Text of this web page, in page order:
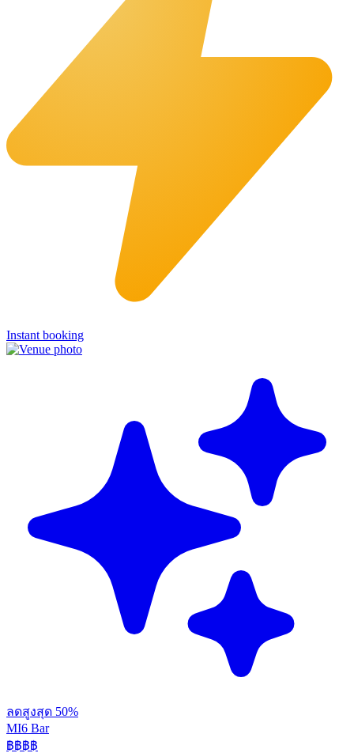
Instant booking
ลดสูงสุด 50%
MI6 Bar
฿฿฿฿